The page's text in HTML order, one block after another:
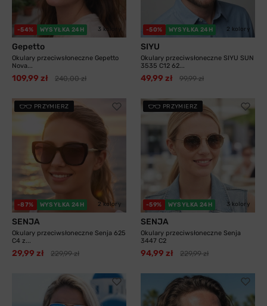
-54% WYSYŁKA 24H 3 kolory
Gepetto
Okulary przeciwsłoneczne Gepetto
Nova...
109,99 zł 240,00 zł
-50% WYSYŁKA 24H 2 kolory
SIYU
Okulary przeciwsłoneczne SIYU SUN
3535 C12 62...
49,99 zł 99,99 zł
PRZYMIERZ
-87% WYSYŁKA 24H 2 kolory
SENJA
Okulary przeciwsłoneczne Senja 625
C4 z...
29,99 zł 229,99 zł
PRZYMIERZ
-59% WYSYŁKA 24H 3 kolory
SENJA
Okulary przeciwsłoneczne Senja
3447 C2
94,99 zł 229,99 zł